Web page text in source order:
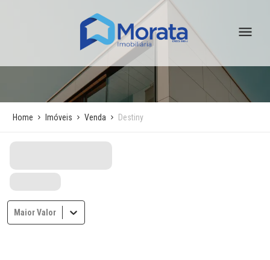
Home Imóveis Venda Destiny
Maior Valor